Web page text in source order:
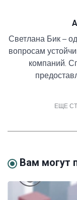
Светлана Бик –
вопросам
компаний.
ЕЩЕ
Вам могут